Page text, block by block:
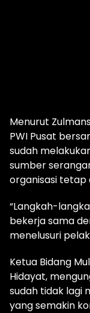
Menurut
PWI Pusat
sudah
sumber
organisasi tetap
“Langkah-
bekerja sama
menelusuri
Ketua Bidang
Hidayat,
sudah tidak lagi
yang semakin